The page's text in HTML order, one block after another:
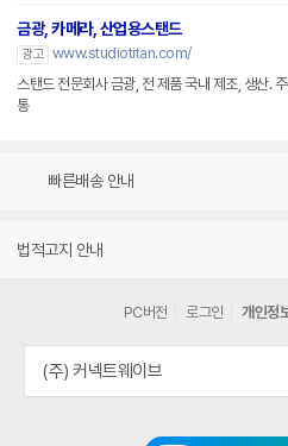
금광, 카메라, 산업용스탠드
광고 www.studiotitan.com/
스탠드 전문회사 금광, 전 제품 국내 제조, 생산.
통
빠른배송 안내
법적고지 안내
PC버전 로그인 개인정
(주) 커넥트웨이브